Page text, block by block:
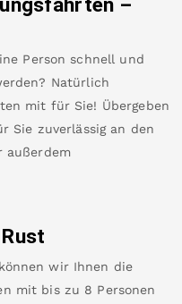
Person schnell und
Natürlich
mit für Sie! Übergeben
Sie zuverlässig an den
außerdem
Rust
wir Ihnen die
mit bis zu 8 Personen